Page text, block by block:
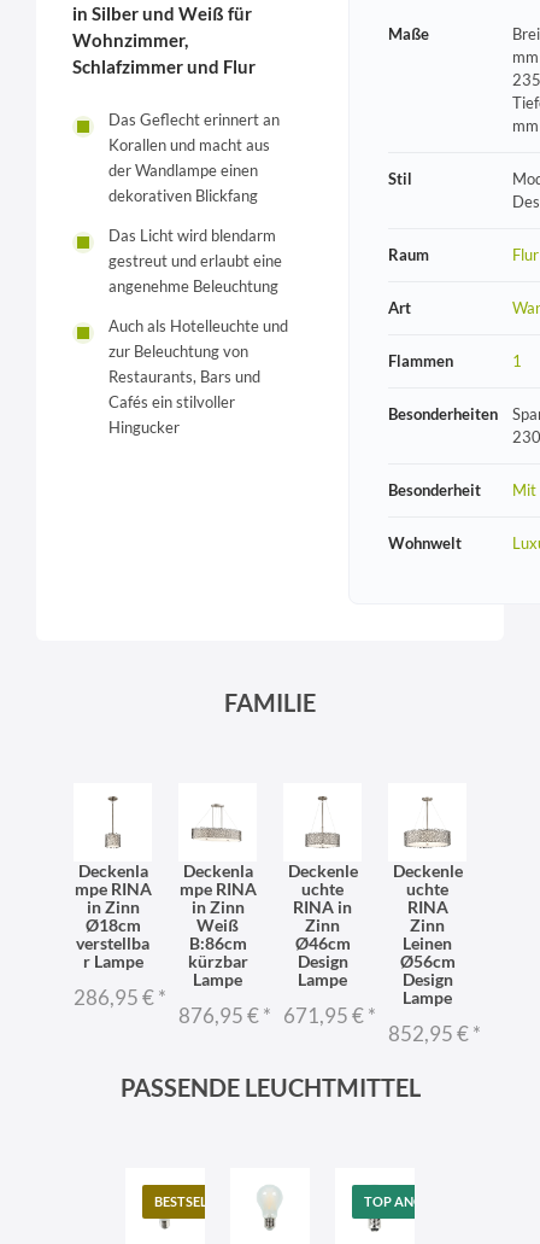
in Silber und Weiß für
Wohnzimmer,
Schlafzimmer und Flur
Das Geflecht erinnert an
Korallen und macht aus
der Wandlampe einen
dekorativen Blickfang
Das Licht wird blendarm
gestreut und erlaubt eine
angenehme Beleuchtung
Auch als Hotelleuchte und
zur Beleuchtung von
Restaurants, Bars und
Cafés ein stilvoller
Hingucker
Maße
mm
Stil
Raum Flur
Art
Flammen 1
Besonderheiten
Besonderheit Mit
Wohnwelt
FAMILIE
Deckenla
mpe RINA
in Zinn
Ø18cm
verstellba
r Lampe
286,95 €*
Deckenla
mpe RINA
in Zinn
Weiß
B:86cm
kürzbar
Lampe
876,95 €*
Deckenle
uchte
RINA in
Zinn
Ø46cm
Design
Lampe
671,95 €*
Deckenle
uchte
RINA
Zinn
Leinen
Ø56cm
Design
Lampe
852,95 €*
PASSENDE LEUCHTMITTEL
BESTSELLER TOP ANGEBOT